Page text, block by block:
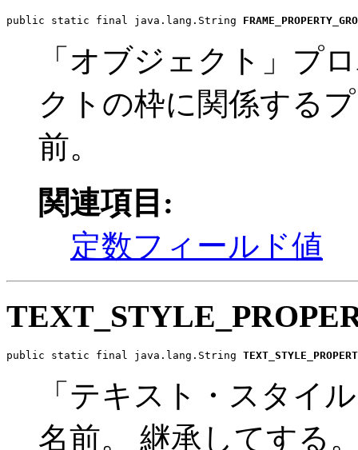
public static final java.lang.String
「オブジェクト」プ
クトの枠に関係する
前。
関連項目:
定数フィールド値
public static final java.lang.String
「テキスト・スタイ
名前。 継承してする